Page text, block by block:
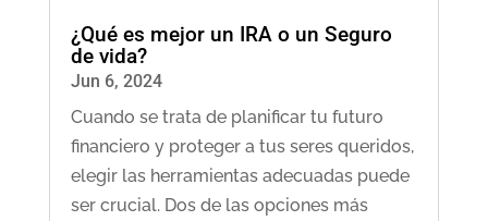
¿Qué es mejor un IRA o un Seguro
de vida?
Jun 6, 2024
Cuando se trata de planificar tu futuro
financiero y proteger a tus seres queridos,
elegir las herramientas adecuadas puede
ser crucial. Dos de las opciones más